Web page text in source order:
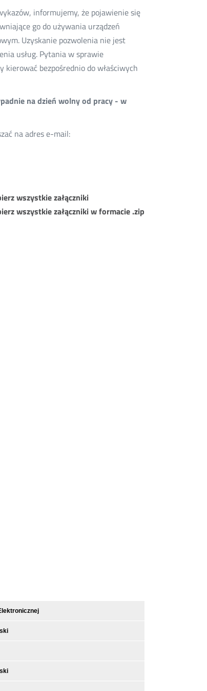
informujemy, że pojawienie się
go do używania urządzeń
Uzyskanie pozwolenia nie jest
usług. Pytania w sprawie
bezpośrednio do właściwych
na dzień wolny od pracy - w
na adres e-mail:
wszystkie załączniki
wszystkie załączniki w formacie .zip